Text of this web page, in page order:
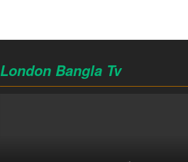
London Bangla Tv